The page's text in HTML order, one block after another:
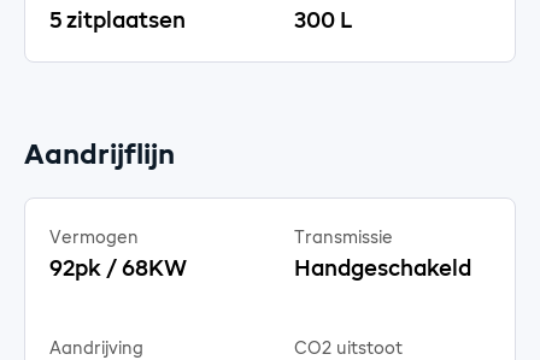
5 zitplaatsen 300 L
Aandrijflijn
Vermogen
92pk / 68KW
Transmissie
Handgeschakeld
Aandrijving CO2 uitstoot